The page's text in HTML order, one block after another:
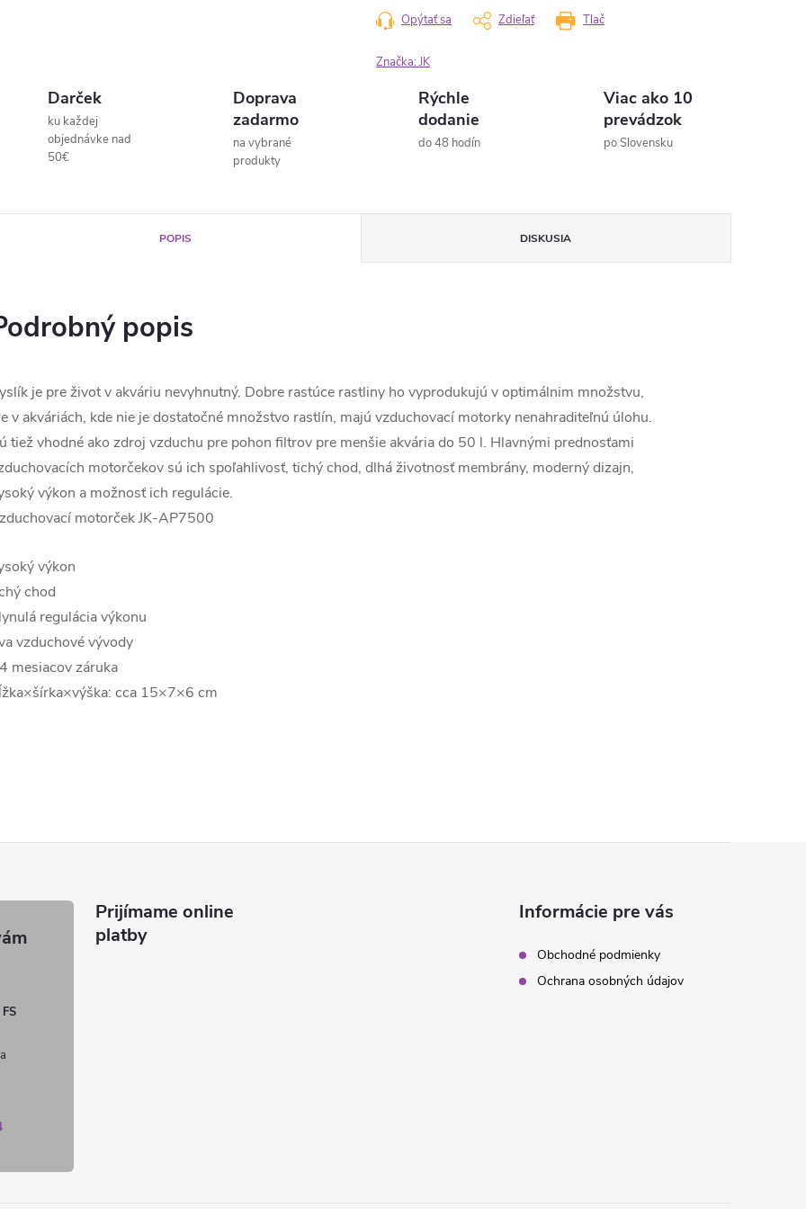
Tlač
Opýtať sa Zdieľať
Značka:JK
Darček
ku každej
objednávke nad
50€
Doprava
zadarmo
na vybrané
produkty
Rýchle
dodanie
do 48 hodín
Viac ako 10
prevádzok
po Slovensku
POPIS DISKUSIA
popis
je pre život v akváriu nevyhnutný. Dobre rastúce rastliny ho vyprodukujú v optimálnim množstvu,
v akváriách, kde nie je dostatočné množstvo rastlín, majú vzduchovací motorky nenahraditeľnú úlohu.
tiež vhodné ako zdroj vzduchu pre pohon filtrov pre menšie akvária do 50 l. Hlavnými prednosťami
motorčekov sú ich spoľahlivosť, tichý chod, dlhá životnosť membrány, moderný dizajn,
výkon a možnosť ich regulácie.
motorček JK-AP7500
výkon
chod
regulácia výkonu
vzduchové vývody
mesiacov záruka
cca 15×7×6 cm
Prijímame online
platby
Informácie pre vás
Obchodné podmienky
Ochrana osobných údajov